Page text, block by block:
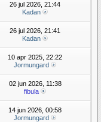
26 jul 2026, 21:44
Kadan
26 jul 2026, 21:41
Kadan
10 apr 2025, 22:22
Jormungard
02 jun 2026, 11:38
fibula
14 jun 2026, 00:58
Jormungard